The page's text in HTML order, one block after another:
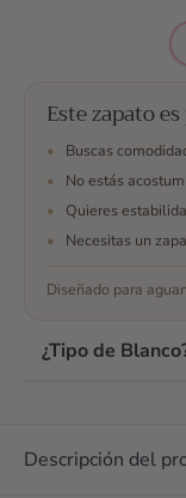
Este zapato
•
Buscas
•
No estás
•
Quieres
•
Necesitas un
Diseñado para
¿Tipo de
Descripción del